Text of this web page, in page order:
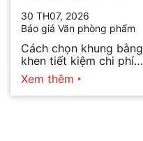
30 TH07, 2026
Báo giá Văn phòng phẩm
Cách chọn khung bằng
khen tiết kiệm chi phí
mà vẫn đẹp
Xem thêm